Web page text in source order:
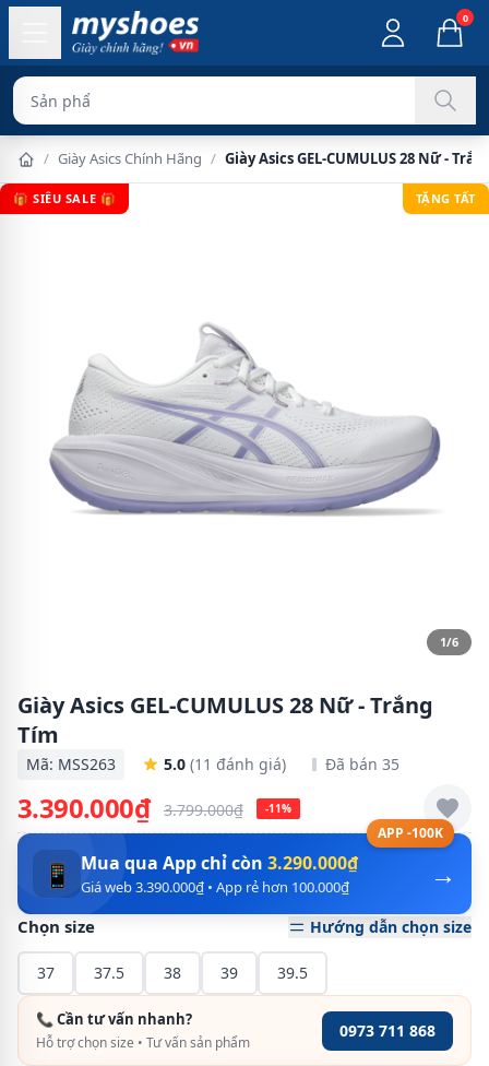
0
Sản phẩm chính hãng
/ Giày Asics Chính Hãng / Giày Asics GEL-CUMULUS 28 Nữ -
🎁 SIÊU SALE 🎁 TẶNG TẤT
1/6
Giày Asics GEL-CUMULUS 28 Nữ - Trắng
Tím
Mã: MSS263 5.0 (11 đánh giá) Đã bán 35
3.390.000₫ 3.799.000₫ -11%
APP -100K
→
📱 Mua qua App chỉ còn 3.290.000₫
Giá web 3.390.000₫ • App rẻ hơn 100.000₫
Chọn size Hướng dẫn chọn size
37 37.5 38 39 39.5
📞 Cần tư vấn nhanh?
Hỗ trợ chọn size • Tư vấn sản phẩm
0973 711 868